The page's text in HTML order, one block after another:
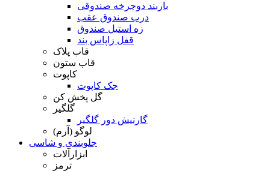
باربند دوچرخه صندوقی
درب صندوق عقب
زه استیل صندوق
قفل زاپاس بند
قاب پلاک
قاب ستون
کاپوت
جک کاپوت
گل پخش کن
گلگیر
گارنیش دور گلگیر
لوگو (آرم)
جلوبندی و شاسی
ابزارآلات
ترمز